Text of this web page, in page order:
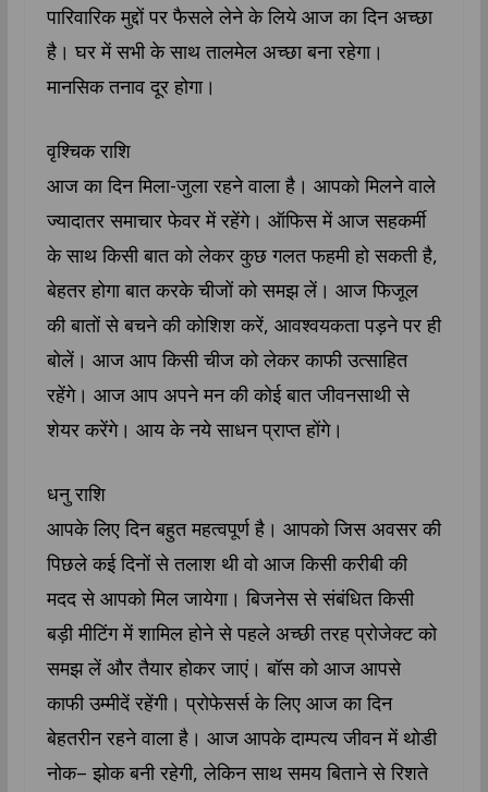
पारिवारिक मुद्दों पर फैसले लेने के लिये आज का दिन अच्छा
है। घर में सभी के साथ तालमेल अच्छा बना रहेगा।
मानसिक तनाव दूर होगा।
वृश्चिक राशि
आज का दिन मिला-जुला रहने वाला है। आपको मिलने वाले
ज्यादातर समाचार फेवर में रहेंगे। ऑफिस में आज सहकर्मी
के साथ किसी बात को लेकर कुछ गलत फहमी हो सकती है,
बेहतर होगा बात करके चीजों को समझ लें। आज फिजूल
की बातों से बचने की कोशिश करें, आवश्वयकता पड़ने पर ही
बोलें। आज आप किसी चीज को लेकर काफी उत्साहित
रहेंगे। आज आप अपने मन की कोई बात जीवनसाथी से
शेयर करेंगे। आय के नये साधन प्राप्त होंगे।
धनु राशि
आपके लिए दिन बहुत महत्वपूर्ण है। आपको जिस अवसर की
पिछले कई दिनों से तलाश थी वो आज किसी करीबी की
मदद से आपको मिल जायेगा। बिजनेस से संबंधित किसी
बड़ी मीटिंग में शामिल होने से पहले अच्छी तरह प्रोजेक्ट को
समझ लें और तैयार होकर जाएं। बॉस को आज आपसे
काफी उम्मीदें रहेंगी। प्रोफेसर्स के लिए आज का दिन
बेहतरीन रहने वाला है। आज आपके दाम्पत्य जीवन में थोडी
नोक– झोक बनी रहेगी, लेकिन साथ समय बिताने से रिशते